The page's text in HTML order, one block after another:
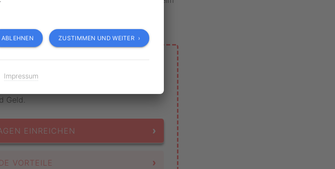
Fahreignungsregister wird für alle
erhalten?
Geld.
EINREICHEN ›
VORTEILE ›
ABLEHNEN ZUSTIMMEN UND WEITER ›
Impressum